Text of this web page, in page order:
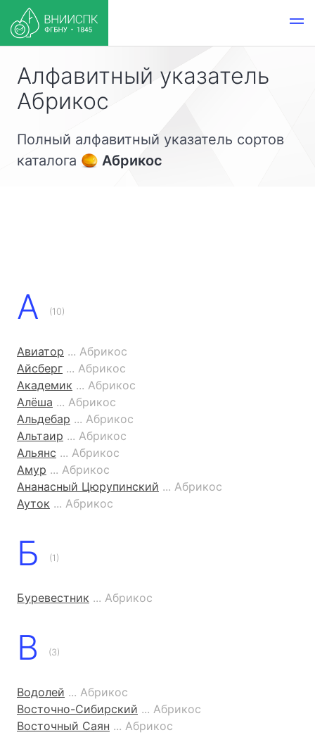
Алфавитный указатель
Абрикос
Полный алфавитный указатель сортов
каталога
Абрикос
А (10)
Авиатор ... Абрикос
Айсберг ... Абрикос
Академик ... Абрикос
Алёша ... Абрикос
Альдебар ... Абрикос
Альтаир ... Абрикос
Альянс ... Абрикос
Амур ... Абрикос
Ананасный Цюрупинский ... Абрикос
Ауток ... Абрикос
Б (1)
Буревестник ... Абрикос
В (3)
Водолей ... Абрикос
Восточно-Сибирский ... Абрикос
Восточный Саян ... Абрикос